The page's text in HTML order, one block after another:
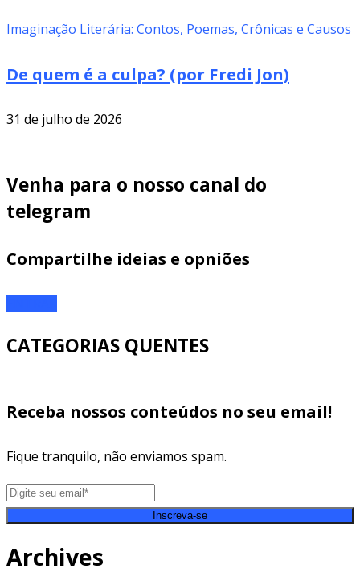
Imaginação Literária: Contos, Poemas, Crônicas e Causos
De quem é a culpa? (por Fredi Jon)
31 de julho de 2026
Venha para o nosso canal do
telegram
Compartilhe ideias e opniões
CATEGORIAS QUENTES
Receba nossos conteúdos no seu email!
Fique tranquilo, não enviamos spam.
Inscreva-se
Archives